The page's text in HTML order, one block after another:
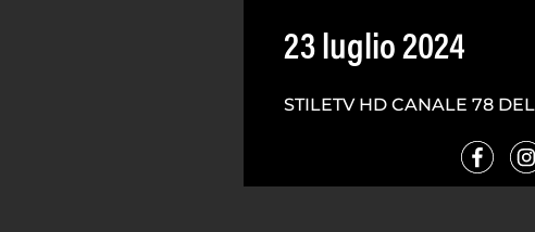
23 luglio 2024
STILETV HD CANALE 78